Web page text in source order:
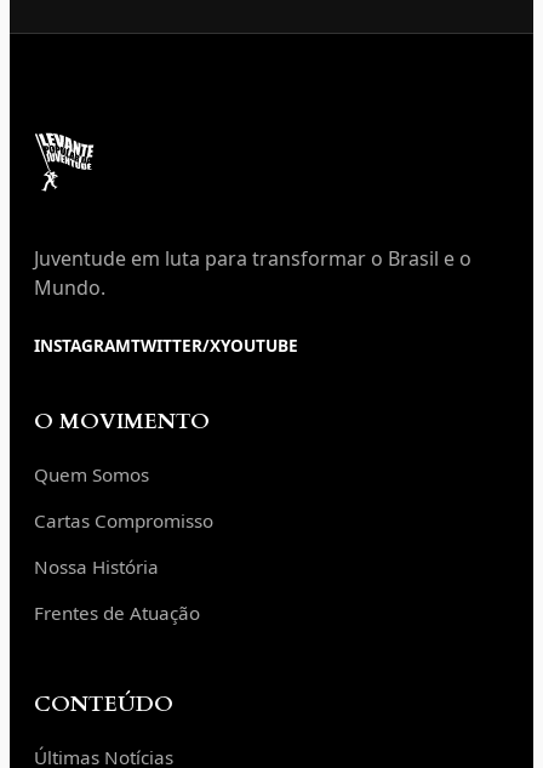
Juventude em luta para transformar o Brasil e o
Mundo.
INSTAGRAMTWITTER/XYOUTUBE
O MOVIMENTO
Quem Somos
Cartas Compromisso
Nossa História
Frentes de Atuação
CONTEÚDO
Últimas Notícias